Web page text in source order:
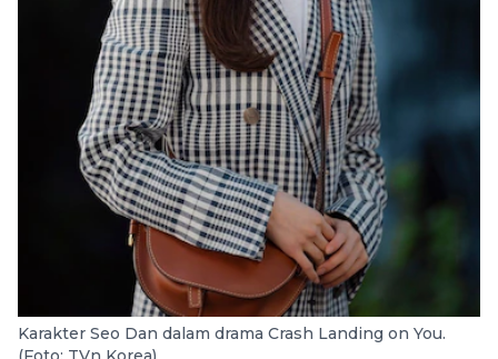
Karakter Seo Dan dalam drama Crash Landing on You.